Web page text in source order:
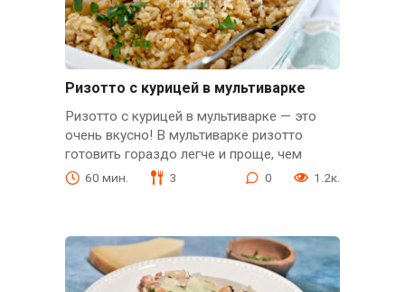
Ризотто с курицей в мультиварке
Ризотто с курицей в мультиварке — это
очень вкусно! В мультиварке ризотто
готовить гораздо легче и проще, чем
60 мин. 3 0 1.2к.